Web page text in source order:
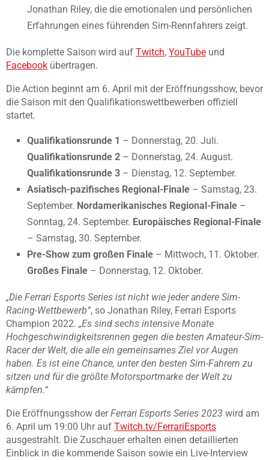
Jonathan Riley, die die emotionalen und persönlichen
Erfahrungen eines führenden Sim-Rennfahrers zeigt.
Die komplette Saison wird auf Twitch, YouTube und
Facebook übertragen.
Die Action beginnt am 6. April mit der Eröffnungsshow, bevor
die Saison mit den Qualifikationswettbewerben offiziell
startet.
Qualifikationsrunde 1 – Donnerstag, 20. Juli.
Qualifikationsrunde 2 – Donnerstag, 24. August.
Qualifikationsrunde 3 – Dienstag, 12. September.
Asiatisch-pazifisches Regional-Finale – Samstag, 23.
September. Nordamerikanisches Regional-Finale –
Sonntag, 24. September. Europäisches Regional-Finale
– Samstag, 30. September.
Pre-Show zum großen Finale – Mittwoch, 11. Oktober.
Großes Finale – Donnerstag, 12. Oktober.
„Die Ferrari Esports Series ist nicht wie jeder andere Sim-
Racing-Wettbewerb“, so Jonathan Riley, Ferrari Esports
Champion 2022. „Es sind sechs intensive Monate
Hochgeschwindigkeitsrennen gegen die besten Amateur-Sim-
Racer der Welt, die alle ein gemeinsames Ziel vor Augen
haben. Es ist eine Chance, unter den besten Sim-Fahrern zu
sitzen und für die größte Motorsportmarke der Welt zu
kämpfen.“
Die Eröffnungsshow derFerrari Esports Series 2023 wird am
6. April um 19:00 Uhr auf Twitch.tv/FerrariEsports
ausgestrahlt. Die Zuschauer erhalten einen detaillierten
Einblick in die kommende Saison sowie ein Live-Interview